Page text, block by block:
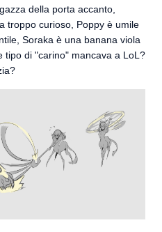
della porta accanto,
troppo curioso, Poppy è umile
Soraka è una banana viola
tipo di "carino" mancava a LoL?